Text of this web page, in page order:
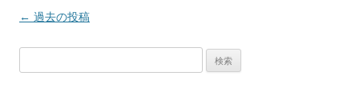
投稿ナビゲーション
← 過去の投稿